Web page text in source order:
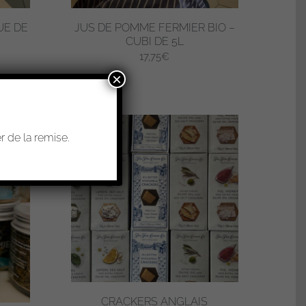
DE
JUS DE POMME FERMIER BIO –
CUBI DE 5L
17,75€
CRACKERS ANGLAIS
de la remise.
×